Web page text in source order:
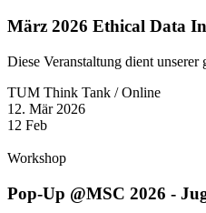
März 2026 Ethical Data
Diese Veranstaltung dient
TUM Think Tank / Online
12. Mär 2026
12 Feb
Workshop
Pop-Up @MSC 2026 -